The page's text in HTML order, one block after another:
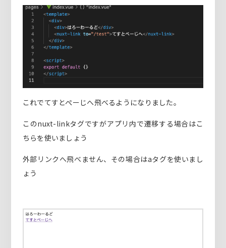
これでてすとぺーじへ飛べるようになりました。
このnuxt-linkタグですがアプリ内で遷移する場合はこ
ちらを使いましょう
外部リンクへ飛べません、その場合はaタグを使いまし
ょう